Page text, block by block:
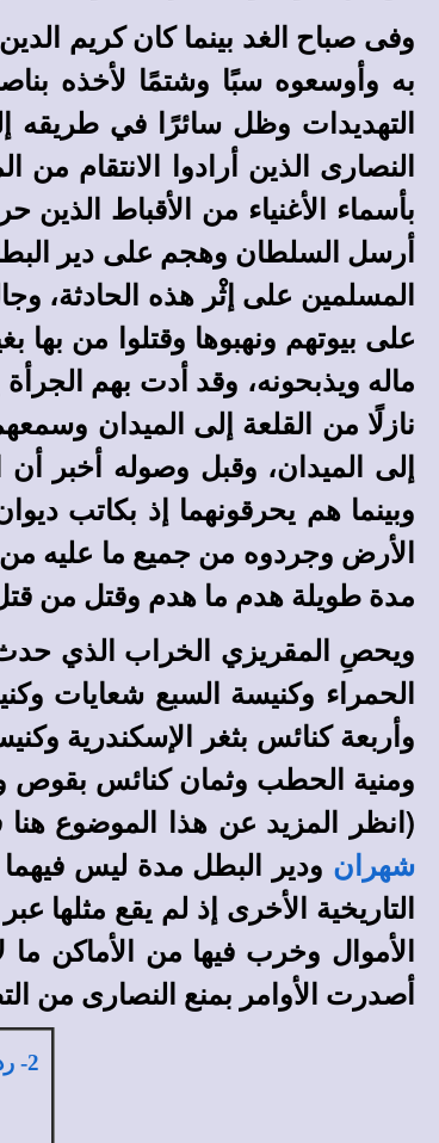
وفى صباح الغد بينما كان كريم
به وأوسعوه سبًا وشتمًا لأخذه
التهديدات وظل سائرًا في
النصارى الذين أرادوا الانتقام
بأسماء الأغنياء من الأقباط
أرسل السلطان وهجم على دير
المسلمين على إثْر هذه الحادثة،
على بيوتهم ونهبوها وقتلوا من
ماله ويذبحونه، وقد أدت بهم
نازلًا من القلعة إلى الميدان
إلى الميدان، وقبل وصوله أخبر
أن
وبينما هم يحرقونهما إذ بكاتب
الأرض وجردوه من جميع ما عليه من
مدة طويلة هدم ما هدم وقتل من
ويحصِ المقريزي الخراب الذي حدث
الحمراء وكنيسة السبع شعايات
وأربعة كنائس بثغر الإسكندرية
ومنية الحطب وثمان كنائس
(انظر المزيد عن هذا الموضوع
شهران ودير البطل مدة ليس
التاريخية الأخرى إذ لم يقع
الأموال وخرب فيها من الأماكن
أصدرت الأوامر بمنع النصارى من
2-